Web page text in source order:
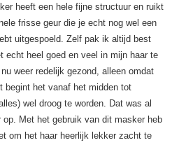
heeft een hele fijne structuur en ruikt
frisse geur die je echt nog wel een
uitgespoeld. Zelf pak ik altijd best
echt heel goed en veel in mijn haar te
weer redelijk gezond, alleen omdat
begint het vanaf het midden tot
wel droog te worden. Dat was al
op. Met het gebruik van dit masker heb
om het haar heerlijk lekker zacht te